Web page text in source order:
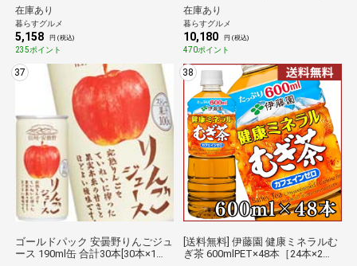
【4～5営業日以内に出荷】 ブラ
ックコーヒー 珈琲 ハンドドリッ
プ ドリップパック 倉庫C
在庫あり
暮らすグルメ
5,158 円 (税込)
235ポイント
トクホ 健康茶 血圧 胡麻ペプチド
カフェインゼロ ノンカフェン 大
麦 はと麦 大豆]同梱不可 倉庫C
在庫あり
暮らすグルメ
10,180 円 (税込)
470ポイント
37
ゴールドパック 安曇野りんごジュ
ース 190ml缶 合計30本[30本×1箱]
38
[送料無料] 伊藤園 健康ミネラルむ
ぎ茶 600mlPET×48本［24本×2